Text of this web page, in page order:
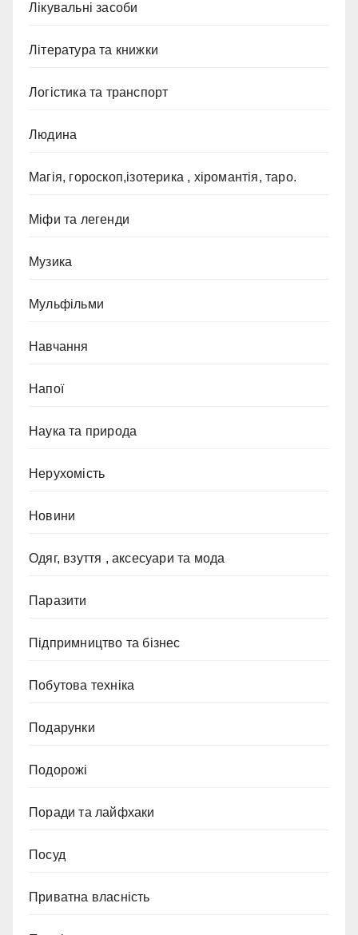
Лікувальні засоби
Література та книжки
Логістика та транспорт
Людина
Магія, гороскоп,ізотерика , хіромантія, таро.
Міфи та легенди
Музика
Мульфільми
Навчання
Напої
Наука та природа
Нерухомість
Новини
Одяг, взуття , аксесуари та мода
Паразити
Підпримництво та бізнес
Побутова техніка
Подарунки
Подорожі
Поради та лайфхаки
Посуд
Приватна власність